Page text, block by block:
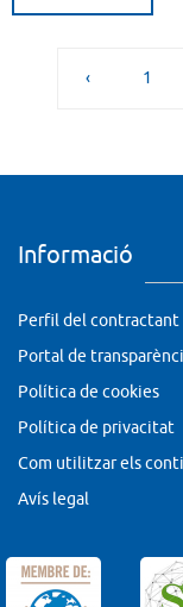
‹ 1
Informació
Perfil del contractant
Portal de
Política de cookies
Política de privacitat
Com utilitzar els
Avís legal